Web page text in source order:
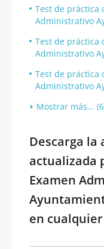
Test de práctica
Administrativo
Test de práctica
Administrativo
Test de práctica
Administrativo
Mostrar más...
Descarga la
actualizada
Examen
en